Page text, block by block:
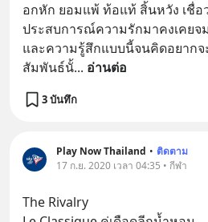
อกหัก ยอมแพ้ ท้อแท้ สิ้นหวัง เชื่
ประสบการณ์ความรักมาคงเคย
และความรู้สึกแบบนี้จนคิดอยาก
สัมพันธ์นั้... อ่านต่อ
3 บันทึก
Play Now Thailand • ติดตาม
17 ก.ย. 2020 เวลา 04:35 • กีฬา
The Rivalry